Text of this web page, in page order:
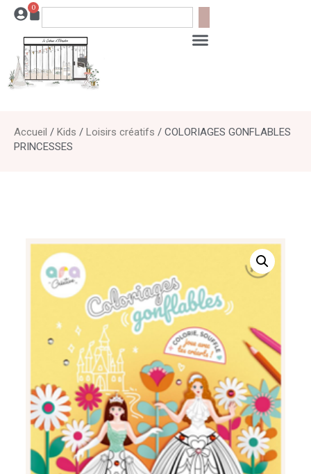
0
Accueil / Kids / Loisirs créatifs / COLORIAGES GONFLABLES
PRINCESSES